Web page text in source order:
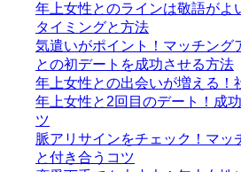
年上女性とのラインは敬語がよ
タイミングと方法
気遣いがポイント！マッチング
との初デートを成功させる方法
年上女性との出会いが増える！
年上女性と2回目のデート！成
ツ
脈アリサインをチェック！マッ
と付き合うコツ